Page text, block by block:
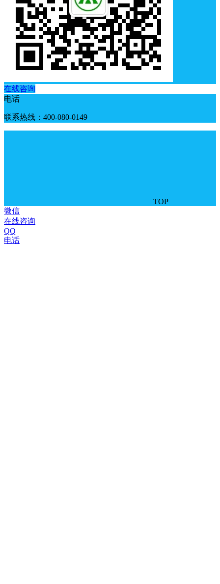
在线咨询
电话
联系热线：400-080-0149
TOP
微信
在线咨询
QQ
电话